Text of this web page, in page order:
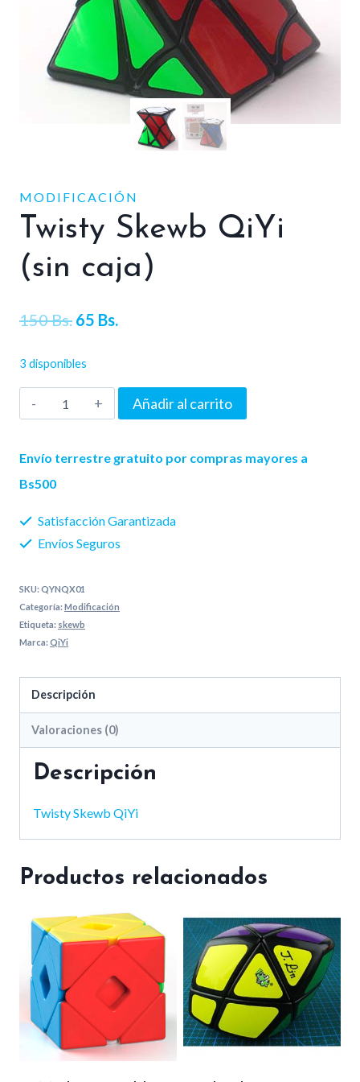
MODIFICACIÓN
Twisty Skewb QiYi
(sin caja)
150Bs. El
original
era:
65 Bs.El
actual
es:
3 disponibles
Twisty
QiYi
(sin
cantidad
Añadir al carrito
Envío terrestre gratuito por compras mayores a
Bs500
Satisfacción Garantizada
Envíos Seguros
SKU:QYNQX01
Categoría:Modificación
Etiqueta: skewb
Marca:QiYi
Descripción
Valoraciones (0)
Descripción
Twisty Skewb QiYi
Productos relacionados